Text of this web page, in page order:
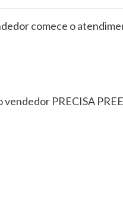
comece o
vendedor PRECISA